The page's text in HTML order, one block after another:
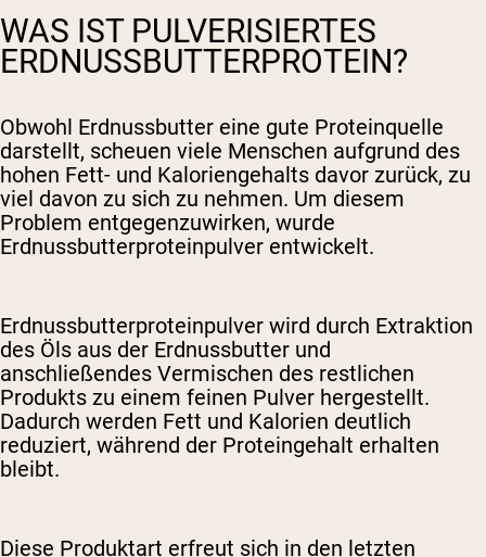
WAS IST PULVERISIERTES
ERDNUSSBUTTERPROTEIN?
Obwohl Erdnussbutter eine gute Proteinquelle
darstellt, scheuen viele Menschen aufgrund des
hohen Fett- und Kaloriengehalts davor zurück, zu
viel davon zu sich zu nehmen. Um diesem
Problem entgegenzuwirken, wurde
Erdnussbutterproteinpulver entwickelt.
Erdnussbutterproteinpulver wird durch Extraktion
des Öls aus der Erdnussbutter und
anschließendes Vermischen des restlichen
Produkts zu einem feinen Pulver hergestellt.
Dadurch werden Fett und Kalorien deutlich
reduziert, während der Proteingehalt erhalten
bleibt.
Diese Produktart erfreut sich in den letzten